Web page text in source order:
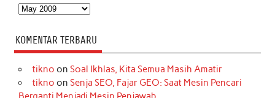
Arsip
KOMENTAR TERBARU
tikno on Soal Ikhlas, Kita Semua Masih Amatir
tikno on Senja SEO, Fajar GEO: Saat Mesin Pencari